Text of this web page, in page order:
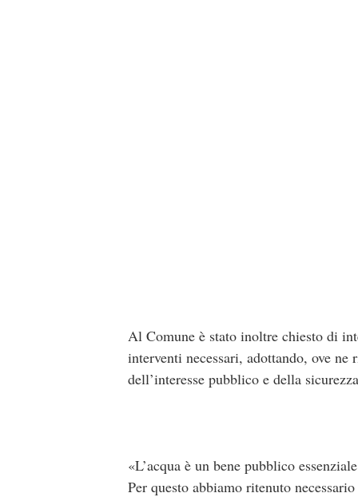
Al Comune è stato inoltre chiesto di
interventi necessari, adottando, ove
dell’interesse pubblico e della
«L’acqua è un bene pubblico
Per questo abbiamo ritenuto